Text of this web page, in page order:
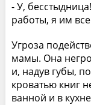
- У,
работы, я им
Угроза
мамы. Она
и, надув губы,
кроватью книг
ванной и в